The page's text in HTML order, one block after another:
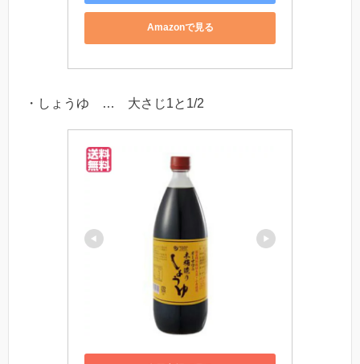
Amazonで見る
・しょうゆ … 大さじ1と1/2